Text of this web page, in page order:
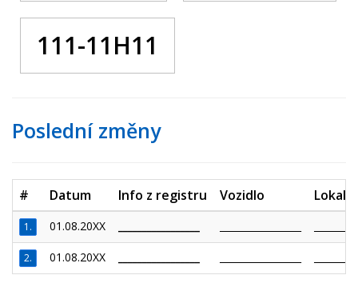
111-11H11
Poslední změny
# Datum Info z registru Vozidlo
1. 01.08.20XX
2. 01.08.20XX